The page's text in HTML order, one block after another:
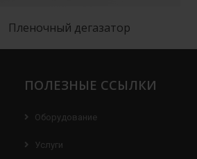
Пленочный дегазатор
ПОЛЕЗНЫЕ ССЫЛКИ
Оборудование
Услуги